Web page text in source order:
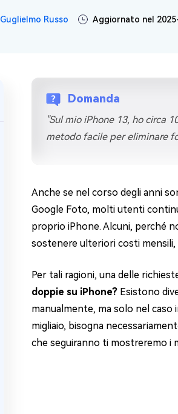
Windows 11 Upgrade Checker
Guglielmo Russo Aggiornato nel
Domanda
"Sul mio iPhone 13, ho circa
metodo facile per eliminare
Anche se nel corso degli anni
Google Foto, molti utenti
proprio iPhone. Alcuni, perché
sostenere ulteriori costi mensili,
Per tali ragioni, una delle
doppie su iPhone? Esistono
manualmente, ma solo nel
migliaio, bisogna
che seguiranno ti mostreremo i